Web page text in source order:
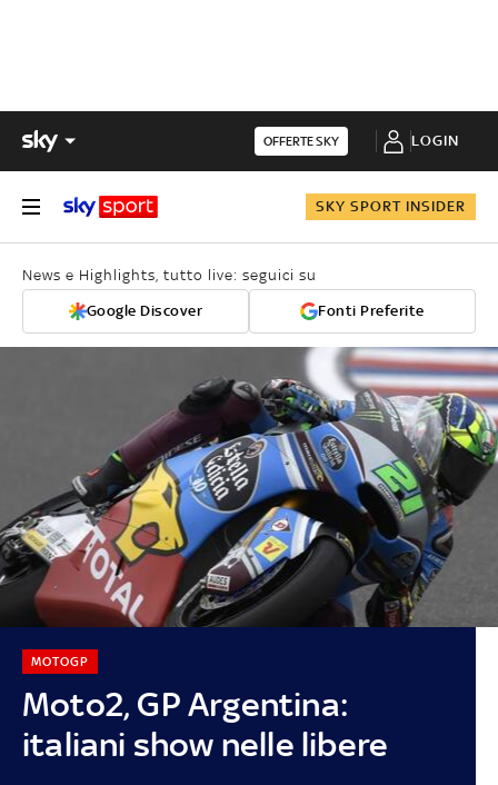
OFFERTE SKY LOGIN
SKY SPORT INSIDER
News e Highlights, tutto live: seguici su
Google Discover Fonti Preferite
Moto2, GP Argentina:
italiani show nelle libere
MOTOGP